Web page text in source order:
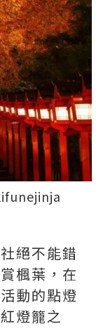
絕不能錯
楓葉，在
動的點燈
燈籠之